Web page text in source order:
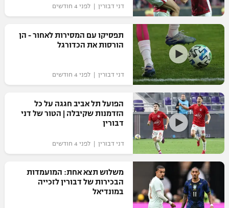
דני דבורין | לפני 4 חודשים
תפסיקו עם המסירות לאחור - הן
הורסות את הכדורגל
דני דבורין | לפני 4 חודשים
הפועל תל אביב חגגה על כל
הזדמנות שקיבלה | הטור של דני
דבורין
דני דבורין | לפני 4 חודשים
משלוש תצא אחת: המועמדות
הבכירות של דבורין לזכייה
במונדיאל